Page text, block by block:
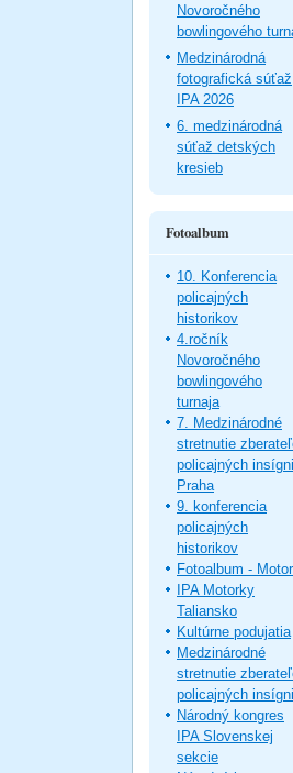
Novoročného
bowlingového
Medzinárodná
fotografická súťaž
IPA 2026
6. medzinárodná
súťaž detských
kresieb
Fotoalbum
10. Konferencia
policajných
historikov
4.ročník
Novoročného
bowlingového
turnaja
7. Medzinárodné
stretnutie
policajných
Praha
9. konferencia
policajných
historikov
Fotoalbum -
IPA Motorky
Taliansko
Kultúrne podujatia
Medzinárodné
stretnutie
policajných
Národný kongres
IPA Slovenskej
sekcie